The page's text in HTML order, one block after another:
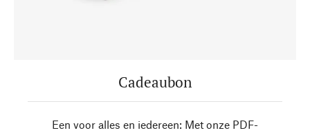
Cadeaubon
Een voor alles en iedereen: Met onze PDF-